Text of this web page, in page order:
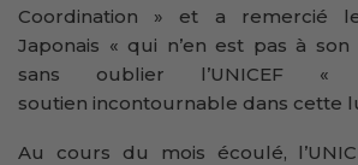
Coordination » et a remercié
Japonais « qui n’en est pas à
sans oublier l’UNICEF
soutien incontournable dans cette
Au cours du mois écoulé,